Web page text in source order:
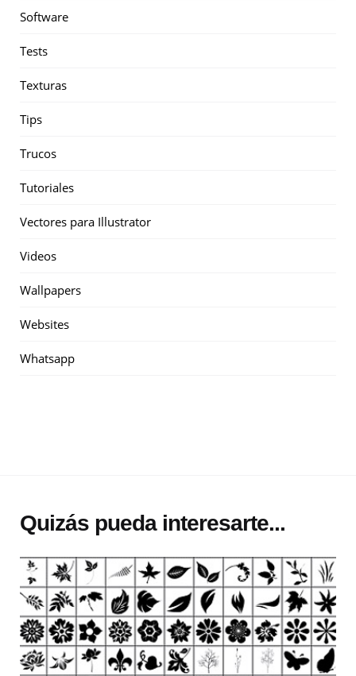
Software
Tests
Texturas
Tips
Trucos
Tutoriales
Vectores para Illustrator
Videos
Wallpapers
Websites
Whatsapp
Quizás pueda interesarte...